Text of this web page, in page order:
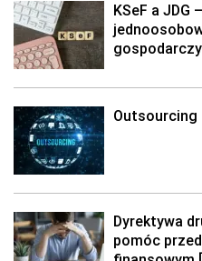
KSeF a JDG
Outsourcing
Dyrektywa
pomóc